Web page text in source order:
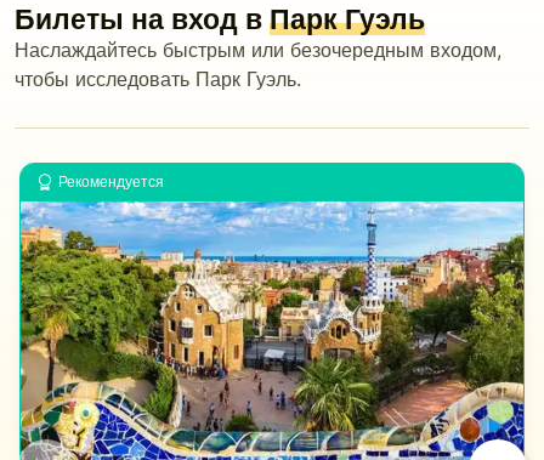
Билеты на вход в Парк Гуэль
Наслаждайтесь быстрым или безочередным входом,
чтобы исследовать Парк Гуэль.
Рекомендуется